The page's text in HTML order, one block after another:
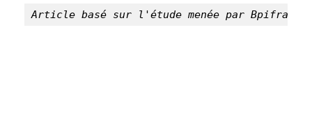
Article basé sur l'étude menée par